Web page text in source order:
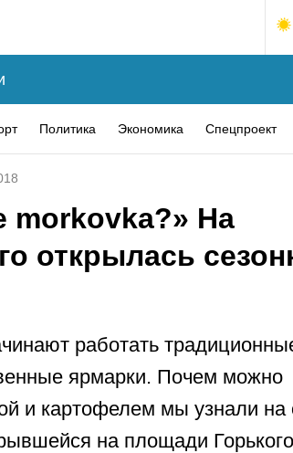
Политика Экономика Спецпроект
morkovka?» На
открылась
работать
ярмарки. Почем можно
и картофелем мы узнали на
на площади